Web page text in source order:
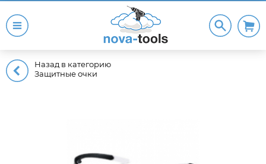
Назад в категорию
Защитные очки